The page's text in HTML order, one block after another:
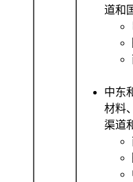
道和
中东
材料
渠道